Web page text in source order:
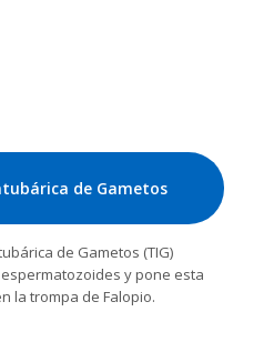
de Gametos
de Gametos (TIG)
y pone esta
la trompa de Falopio.